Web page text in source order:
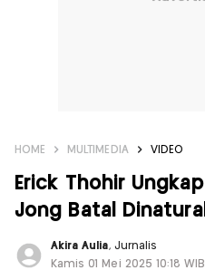
HOME MULTIMEDIA VIDEO
Erick Thohir
Jong Batal
Akira Aulia, Jurnalis
Kamis 01 Mei 2025 10:18 WIB